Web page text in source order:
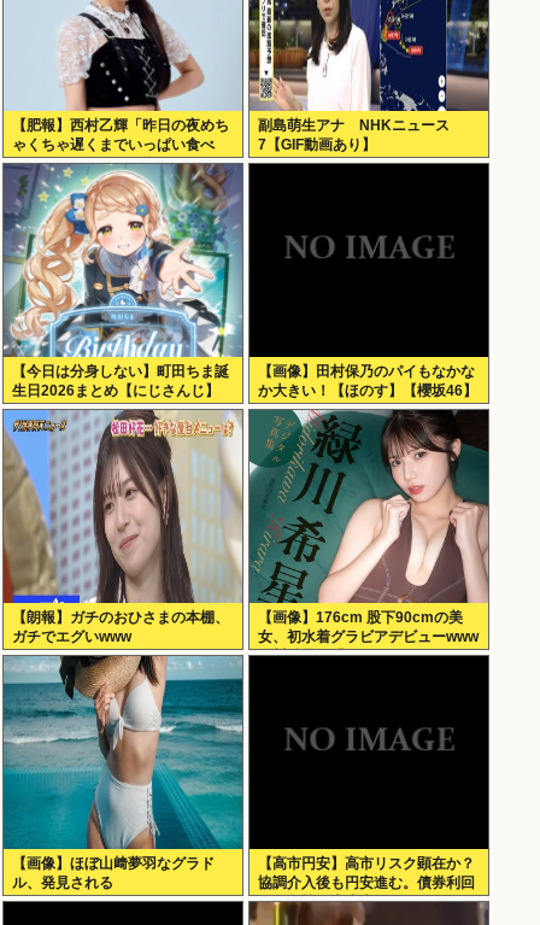
【肥報】西村乙輝「昨日の夜めち
ゃくちゃ遅くまでいっぱい食べ
た。今日もいっぱい食べてやる」
副島萌生アナ NHKニュース
7【GIF動画あり】
【今日は分身しない】町田ちま誕
生日2026まとめ【にじさんじ】
【画像】田村保乃のパイもなかな
か大きい！【ほのす】【櫻坂46】
【朗報】ガチのおひさまの本棚、
ガチでエグいwww
【画像】176cm 股下90cmの美
女、初水着グラビアデビューwww
緑川希星、「ヤンジャン」で圧倒
【画像】ほぼ山﨑夢羽なグラド
ル、発見される
【高市円安】高市リスク顕在か？
協調介入後も円安進む。債券利回
りは急騰。大丈夫なのか？